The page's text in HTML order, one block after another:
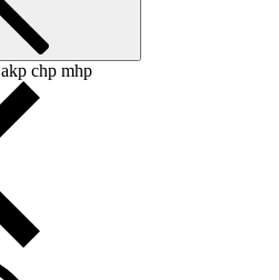
akp chp mhp